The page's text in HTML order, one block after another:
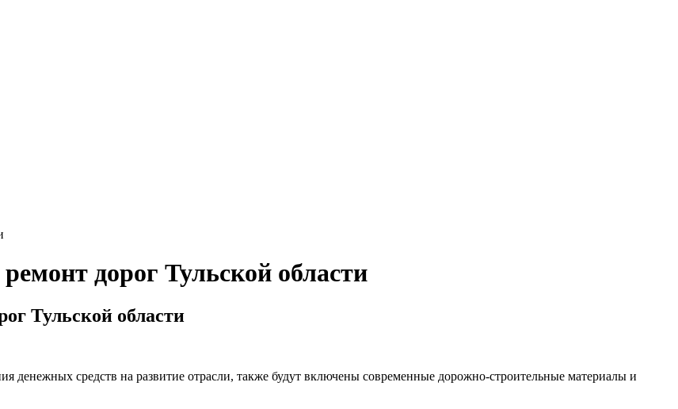
дорог Тульской области
Тульской области
денежных средств на развитие отрасли, также будут включены современные дорожно-строительные материалы и